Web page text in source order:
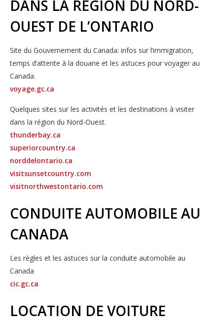
DANS LA RÉGION DU NORD-
OUEST DE L’ONTARIO
Site du Gouvernement du Canada: infos sur l’immigration,
temps d’attente à la douane et les astuces pour voyager au
Canada.
voyage.gc.ca
Quelques sites sur les activités et les destinations à visiter
dans la région du Nord-Ouest.
thunderbay.ca
superiorcountry.ca
norddelontario.ca
visitsunsetcountry.com
visitnorthwestontario.com
CONDUITE AUTOMOBILE AU
CANADA
Les règles et les astuces sur la conduite automobile au
Canada
cic.gc.ca
LOCATION DE VOITURE